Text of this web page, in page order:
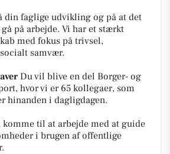
din faglige udvikling og på at det
på arbejde. Vi har et stærkt
med fokus på trivsel,
samvær.
Du vil blive en del Borger- og
hvor vi er 65 kollegaer, som
hinanden i dagligdagen.
til at arbejde med at guide
i brugen af offentlige